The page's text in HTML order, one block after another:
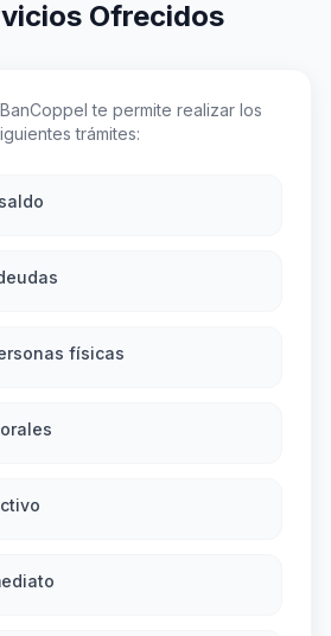
Ofrecidos
te permite realizar los
trámites:
físicas